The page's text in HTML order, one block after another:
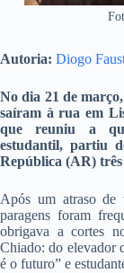
Autoria: Diogo
No dia 21 de
saíram à rua em
que reuniu a
estudantil, partiu
República (AR) três
Após um atraso de
paragens foram
obrigava a cortes
Chiado: do elevador
é o futuro” e